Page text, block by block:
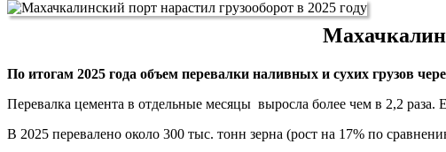
По итогам 2025 года объем перевалки наливных и сухих грузов
Перевалка цемента в отдельные месяцы выросла более чем в 2,2
В 2025 перевалено около 300 тыс. тонн зерна (рост на 17% по